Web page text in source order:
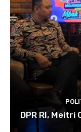
DPR RI,